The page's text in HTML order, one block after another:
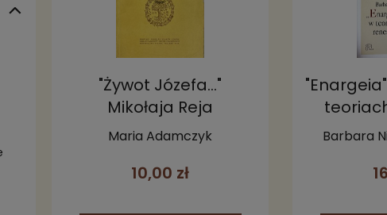
"Żywot Józefa..."
Mikołaja Reja
Maria Adamczyk
10,00 zł
Barbara